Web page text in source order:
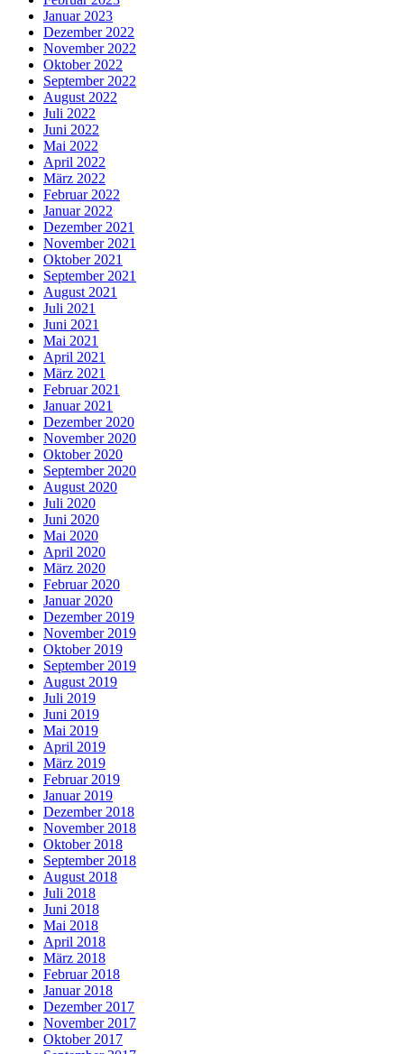
Januar 2023
Dezember 2022
November 2022
Oktober 2022
September 2022
August 2022
Juli 2022
Juni 2022
Mai 2022
April 2022
März 2022
Februar 2022
Januar 2022
Dezember 2021
November 2021
Oktober 2021
September 2021
August 2021
Juli 2021
Juni 2021
Mai 2021
April 2021
März 2021
Februar 2021
Januar 2021
Dezember 2020
November 2020
Oktober 2020
September 2020
August 2020
Juli 2020
Juni 2020
Mai 2020
April 2020
März 2020
Februar 2020
Januar 2020
Dezember 2019
November 2019
Oktober 2019
September 2019
August 2019
Juli 2019
Juni 2019
Mai 2019
April 2019
März 2019
Februar 2019
Januar 2019
Dezember 2018
November 2018
Oktober 2018
September 2018
August 2018
Juli 2018
Juni 2018
Mai 2018
April 2018
März 2018
Februar 2018
Januar 2018
Dezember 2017
November 2017
Oktober 2017